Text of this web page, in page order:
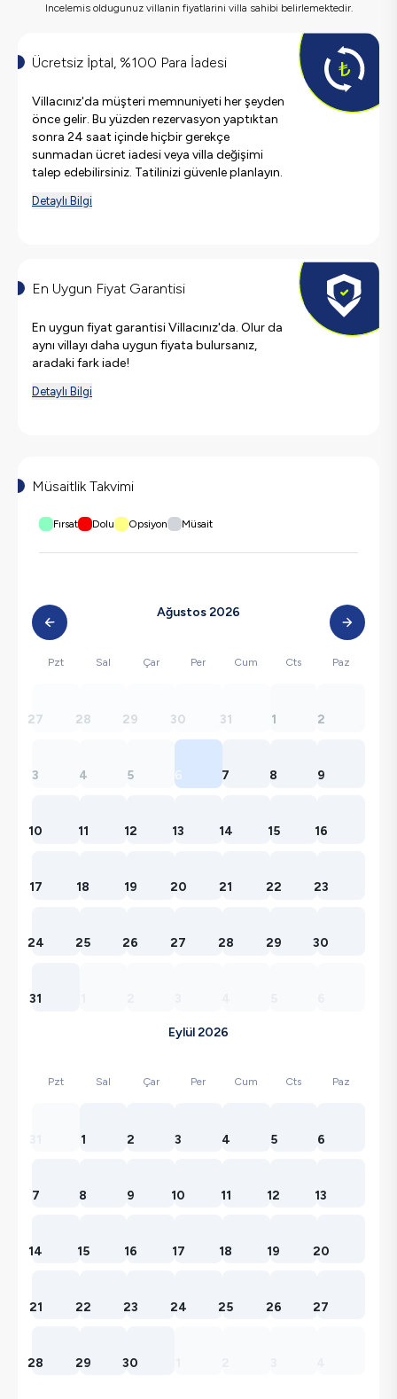
Incelemis oldugunuz villanin fiyatlarini villa sahibi belirlemektedir.
Ücretsiz İptal, %100 Para İadesi
Villacınız'da müşteri memnuniyeti her şeyden
önce gelir. Bu yüzden rezervasyon yaptıktan
sonra 24 saat içinde hiçbir gerekçe
sunmadan ücret iadesi veya villa değişimi
talep edebilirsiniz. Tatilinizi güvenle planlayın.
Detaylı Bilgi
En Uygun Fiyat Garantisi
En uygun fiyat garantisi Villacınız'da. Olur da
aynı villayı daha uygun fiyata bulursanız,
aradaki fark iade!
Detaylı Bilgi
Müsaitlik Takvimi
Fırsat Dolu Opsiyon Müsait
Ağustos 2026
Pzt Sal Çar Per Cum Cts Paz
27 28 29 30 31 1 2
3 4 5 6 7 8 9
10 11 12 13 14 15 16
17 18 19 20 21 22 23
24 25 26 27 28 29 30
31
Eylül 2026
Pzt Sal Çar Per Cum Cts Paz
1 2 3 4 5 6
7 8 9 10 11 12 13
14 15 16 17 18 19 20
21 22 23 24 25 26 27
28 29 30